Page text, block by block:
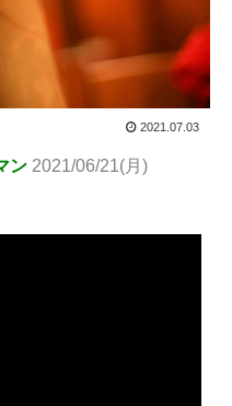
2021.07.03
ン 2021/06/21(月)